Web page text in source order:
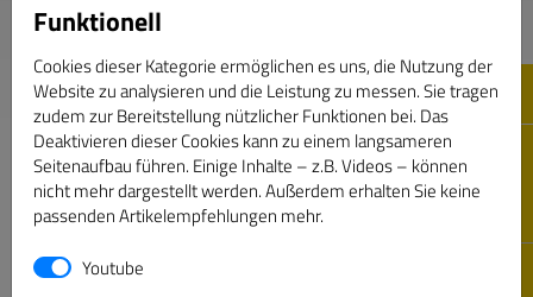
Passwort vergessen
Funktionell
Cookies dieser Kategorie ermöglichen es uns, die Nutzung der
Website zu analysieren und die Leistung zu messen. Sie tragen
zudem zur Bereitstellung nützlicher Funktionen bei. Das
Deaktivieren dieser Cookies kann zu einem langsameren
Seitenaufbau führen. Einige Inhalte – z.B. Videos – können
nicht mehr dargestellt werden. Außerdem erhalten Sie keine
passenden Artikelempfehlungen mehr.
Youtube